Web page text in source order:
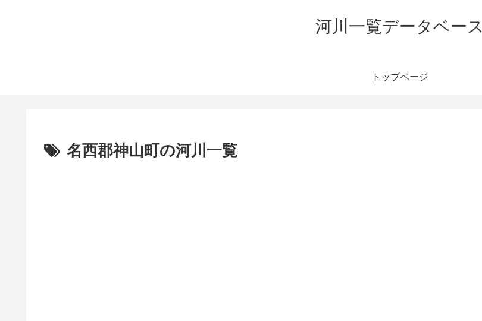
河川一覧データベース
トップページ
名西郡神山町の河川一覧